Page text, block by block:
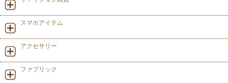
スマホアイテム
アクセサリー
ファブリック